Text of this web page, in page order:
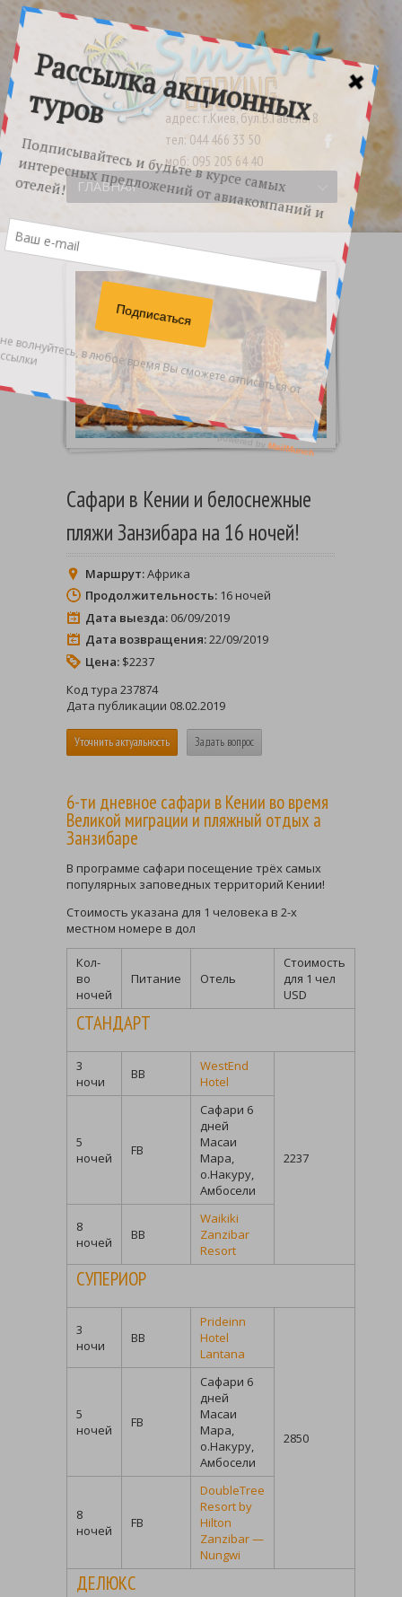
адрес: г.Киев, бул.В.Гавела, 8
тел: 044 466 33 50
моб: 095 205 64 40
ГЛАВНАЯ
Сафари в Кении и белоснежные
пляжи Занзибара на 16 ночей!
Маршрут:Африка
Продолжительность: 16 ночей
Дата выезда: 06/09/2019
Дата возвращения:22/09/2019
Цена: $2237
Код тура 237874
Дата публикации 08.02.2019
Уточнить актуальность Задать вопрос
6-ти дневное сафари в Кении во время
Великой миграции и пляжный отдых а
Занзибаре
В программе сафари посещение трёх самых
популярных заповедных территорий Кении!
Стоимость указана для 1 человека в 2-х
местном номере в дол
Кол-
во
ночей
Питание Отель
Стоимость
для 1 чел
USD
СТАНДАРТ
3
ночи
BB
WestEnd
Hotel
2237
5
ночей
FB
Сафари 6
дней
Масаи
Мара,
о.Накуру,
Амбосели
8
ночей
BB
Waikiki
Zanzibar
Resort
СУПЕРИОР
3
ночи
BB
Prideinn
Hotel
Lantana
2850
5
ночей
FB
Сафари 6
дней
Масаи
Мара,
о.Накуру,
Амбосели
8
ночей
FB
DoubleTree
Resort by
Hilton
Zanzibar —
Nungwi
ДЕЛЮКС